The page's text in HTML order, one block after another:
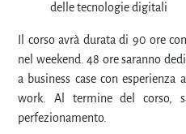
delle tecnologie digitali
Il corso avrà durata di 90 ore
nel weekend. 48 ore saranno
a business case con
work. Al termine del corso,
perfezionamento.